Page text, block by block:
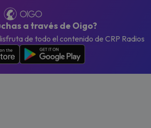
a través de Oigo?
de todo el contenido de CRP Radios